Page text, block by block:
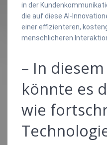
in der
die auf diese AI-
einer effizienteren,
menschlicheren
– In
könnte es
wie